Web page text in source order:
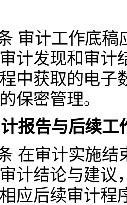
审计工作底
计发现和审计
中获取的电子
保密管理。
报告与后续工
在审计实施
计结论与建议
应后续审计程